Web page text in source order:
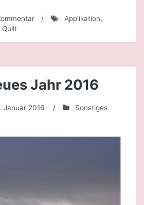
zu / Applikation,
Quilt
Jahr 2016
Januar 2016 / Sonstiges